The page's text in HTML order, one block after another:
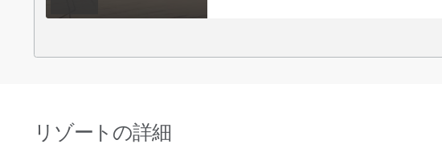
リゾートの詳細